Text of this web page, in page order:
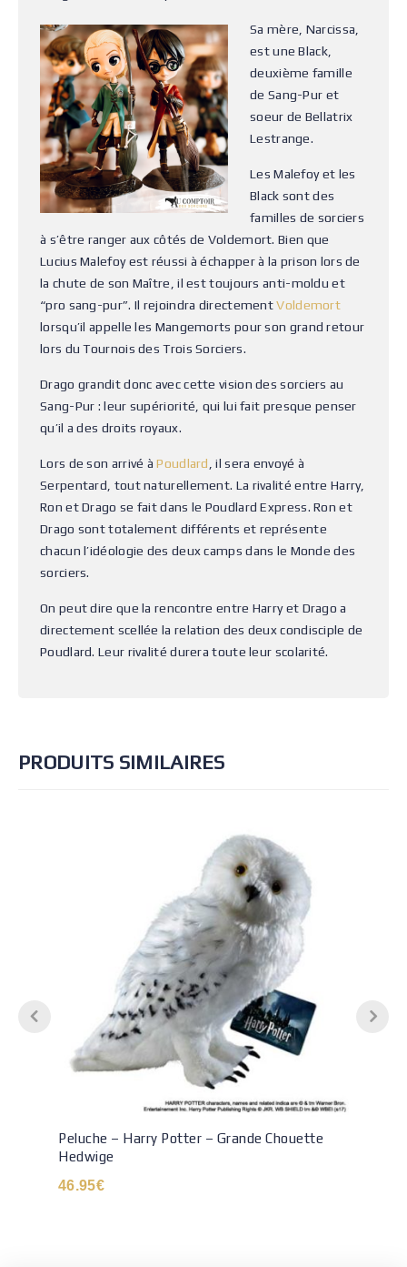
Sa mère, Narcissa,
est une Black,
deuxième famille
de Sang-Pur et
soeur de Bellatrix
Lestrange.
Les Malefoy et les
Black sont des
familles de sorciers
à s’être ranger aux côtés de Voldemort. Bien que
Lucius Malefoy est réussi à échapper à la prison lors de
la chute de son Maître, il est toujours anti-moldu et
“pro sang-pur”. Il rejoindra directementVoldemort
lorsqu’il appelle les Mangemorts pour son grand retour
lors du Tournois des Trois Sorciers.
Drago grandit donc avec cette vision des sorciers au
Sang-Pur : leur supériorité, qui lui fait presque penser
qu’il a des droits royaux.
Lors de son arrivé àPoudlard , il sera envoyé à
Serpentard, tout naturellement. La rivalité entre Harry,
Ron et Drago se fait dans le Poudlard Express. Ron et
Drago sont totalement différents et représente
chacun l’idéologie des deux camps dans le Monde des
sorciers.
On peut dire que la rencontre entre Harry et Drago a
directement scellée la relation des deux condisciple de
Poudlard. Leur rivalité durera toute leur scolarité.
PRODUITS SIMILAIRES
Peluche – Harry Potter – Grande Chouette
Hedwige
46.95€